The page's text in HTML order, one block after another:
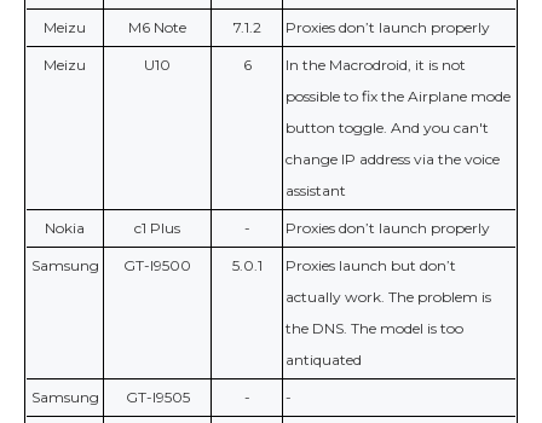
Meizu M6 Note 7.1.2 Proxies don’t launch properly
Meizu U10 6
In the Macrodroid, it is not
possible to fix the Airplane mode
button toggle. And you can't
change IP address via the voice
assistant
Nokia c1 Plus - Proxies don’t launch properly
Samsung GT-I9500 5.0.1
Proxies launch but don’t
actually work. The problem is
the DNS. The model is too
antiquated
Samsung GT-I9505 - -